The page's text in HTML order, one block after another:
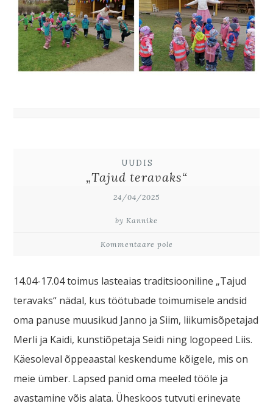
UUDIS
„Tajud teravaks“
24/04/2025
by Kannike
Kommentaare pole
14.04-17.04 toimus lasteaias traditsiooniline „Tajud
teravaks“ nädal, kus töötubade toimumisele andsid
oma panuse muusikud Janno ja Siim, liikumisõpetajad
Merli ja Kaidi, kunstiõpetaja Seidi ning logopeed Liis.
Käesoleval õppeaastal keskendume kõigele, mis on
meie ümber. Lapsed panid oma meeled tööle ja
avastamine võis alata. Üheskoos tutvuti erinevate